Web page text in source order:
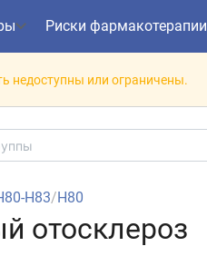
Риски фармакотерапии
недоступны или ограничены.
H83/H80
отосклероз